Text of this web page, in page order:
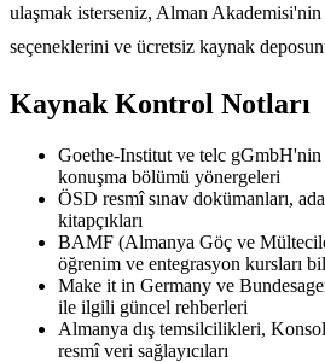
ulaşmak isterseniz, Alman Akademisi'nin
seçeneklerini ve ücretsiz kaynak
Kaynak Kontrol Notları
Goethe-Institut ve telc gGmbH'nin
konuşma bölümü yönergeleri
ÖSD resmî sınav dokümanları,
kitapçıkları
BAMF (Almanya Göç ve
öğrenim ve entegrasyon kursları
Make it in Germany ve
ile ilgili güncel rehberleri
Almanya dış temsilcilikleri,
resmî veri sağlayıcıları